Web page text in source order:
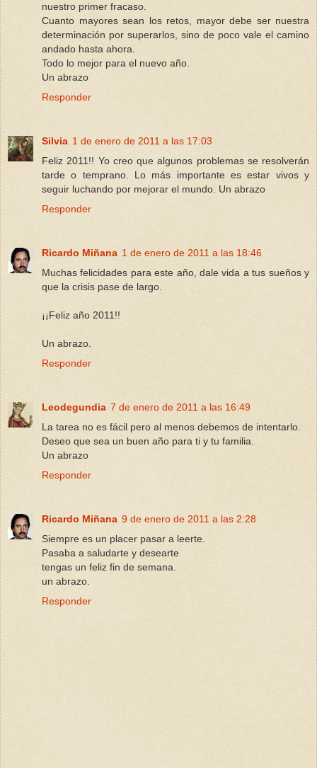
nuestro primer fracaso.
Cuanto mayores sean los retos, mayor debe ser nuestra
determinación por superarlos, sino de poco vale el camino
andado hasta ahora.
Todo lo mejor para el nuevo año.
Un abrazo
Responder
Silvia 1 de enero de 2011 a las 17:03
Feliz 2011!! Yo creo que algunos problemas se resolverán
tarde o temprano. Lo más importante es estar vivos y
seguir luchando por mejorar el mundo. Un abrazo
Responder
Ricardo Miñana 1 de enero de 2011 a las 18:46
Muchas felicidades para este año, dale vida a tus sueños y
que la crisis pase de largo.
¡¡Feliz año 2011!!
Un abrazo.
Responder
Leodegundia 7 de enero de 2011 a las 16:49
La tarea no es fácil pero al menos debemos de intentarlo.
Deseo que sea un buen año para ti y tu familia.
Un abrazo
Responder
Ricardo Miñana 9 de enero de 2011 a las 2:28
Siempre es un placer pasar a leerte.
Pasaba a saludarte y desearte
tengas un feliz fin de semana.
un abrazo.
Responder